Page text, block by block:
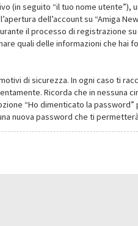
(in seguito “il tuo nome
dell’account su “Amiga
il processo di registrazione
quali delle informazioni che
di sicurezza. In ogni caso ti
Ricorda che in
“Ho dimenticato la
nuova password che ti